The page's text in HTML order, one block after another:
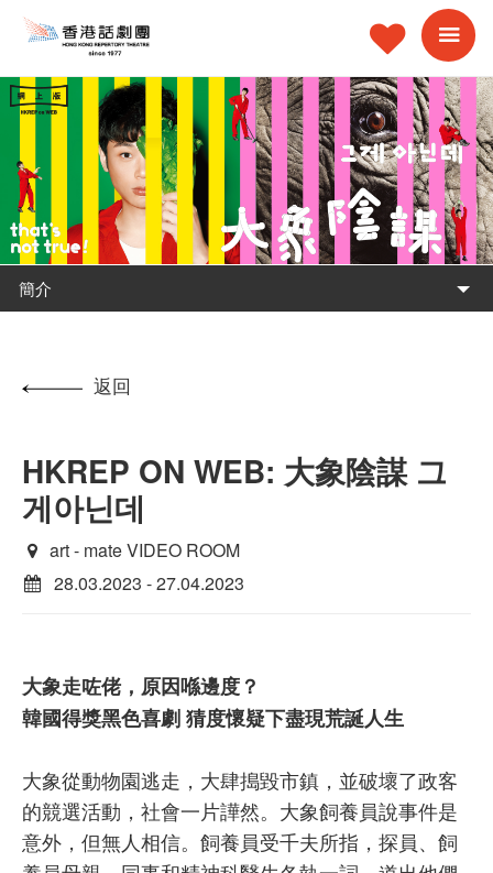
簡介
返回
HKREP ON WEB: 大象陰謀 그
게아닌데
art - mate VIDEO ROOM
28.03.2023 - 27.04.2023
大象走咗佬，原因喺邊度？
韓國得獎黑色喜劇 猜度懷疑下盡現荒誕人生
大象從動物園逃走，大肆搗毀市鎮，並破壞了政客
的競選活動，社會一片譁然。大象飼養員說事件是
意外，但無人相信。飼養員受千夫所指，探員、飼